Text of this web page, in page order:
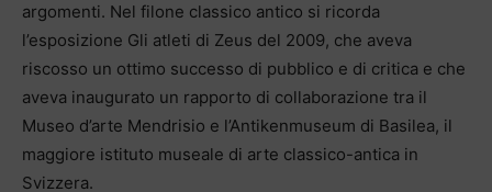
argomenti. Nel filone classico antico si ricorda
l’esposizione Gli atleti di Zeus del 2009, che aveva
riscosso un ottimo successo di pubblico e di critica e che
aveva inaugurato un rapporto di collaborazione tra il
Museo d’arte Mendrisio e l’Antikenmuseum di Basilea, il
maggiore istituto museale di arte classico-antica in
Svizzera.